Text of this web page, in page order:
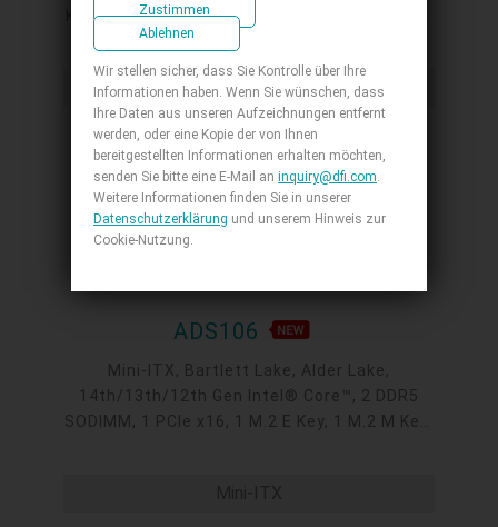
Key, M.2 A Key for M2A-OOB, VGA, DP, HDMI, 2
Intel 2.5GbE, 4 COM, 6 USB 3.2, 2 USB 2.0, 6
SATA 3.0
Mini-ITX
ADS106
Mini-ITX, Bartlett Lake, Alder Lake,
14th/13th/12th Gen Intel® Core™, 2 DDR5
SODIMM, 1 PCIe x16, 1 M.2 E Key, 1 M.2 M Key,
Zustimmen
Ablehnen
Wir stellen sicher, dass Sie Kontrolle über Ihre
Informationen haben. Wenn Sie wünschen, dass
Ihre Daten aus unseren Aufzeichnungen entfernt
werden, oder eine Kopie der von Ihnen
bereitgestellten Informationen erhalten möchten,
senden Sie bitte eine E-Mail an inquiry@dfi.com
Weitere Informationen finden Sie in unserer
Datenschutzerklärung und unserem Hinweis zur
Cookie-Nutzung.